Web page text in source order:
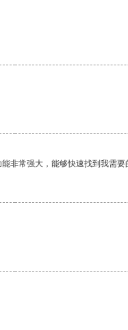
非常强大，能够快速找到我需要